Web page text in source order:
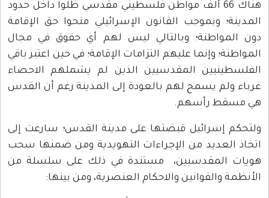
هناك 66 ألف مواطن فلسطيني مقدسي ظلوا داخل حدود
المدينة؛ وبموجب القانون الإسرائيلي منحوا حق الإقامة
دون المواطنة؛ وبالتالي ليس لهم أي حقوق في مجال
المواطنة؛ وإنما عليهم التزامات الإقامة؛ في حين اعتبر باقي
الفلسطينيين المقدسيين الذين لم يشملهم الاحصاء
غرباء ولم يسمح لهم بالعودة إلى المدينة رغم أن القدس
هي مسقط رأسهم.
ولتحكم إسرائيل قبضتها على مدينة القدس؛ سارعت إلى
اتخاذ العديد من الإجراءات التهويدية ومن ضمنها سحب
هويات المقدسيين، مستندة في ذلك على سلسلة من
الأنظمة والقوانين والاحكام العنصرية، ومن بينها: